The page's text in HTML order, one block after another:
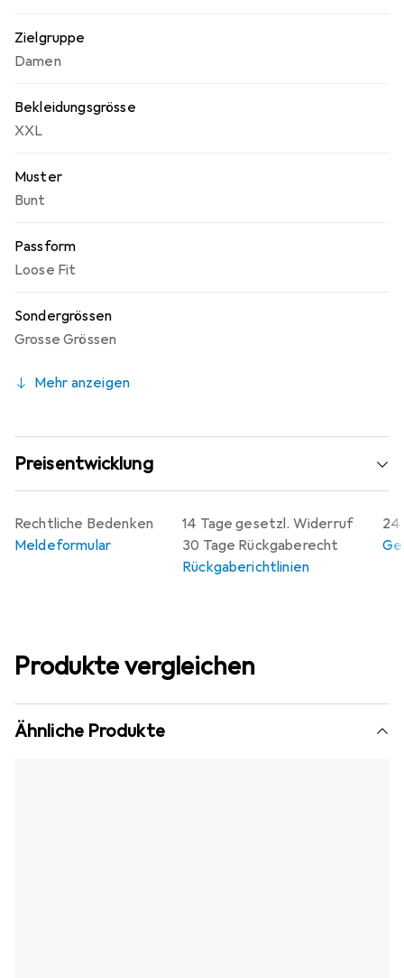
Zielgruppe
Damen
Bekleidungsgrösse
XXL
Muster
Bunt
Passform
Loose Fit
Sondergrössen
Grosse Grössen
Mehr anzeigen
Preisentwicklung
14 Tage gesetzl. Widerruf
30 Tage Rückgaberecht
Rückgaberichtlinien
24
Rechtliche Bedenken
Meldeformular
Produkte vergleichen
Ähnliche Produkte